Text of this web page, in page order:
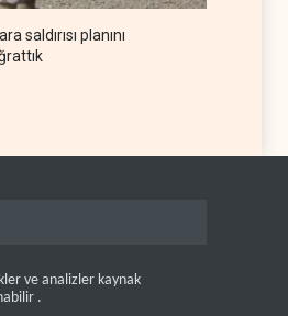
saldırısı planını
ve analizler kaynak
.